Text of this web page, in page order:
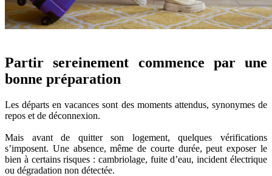
Partir sereinement commence par une
bonne préparation
Les départs en vacances sont des moments attendus, synonymes de
repos et de déconnexion.
Mais avant de quitter son logement, quelques vérifications
s’imposent. Une absence, même de courte durée, peut exposer le
bien à certains risques : cambriolage, fuite d’eau, incident électrique
ou dégradation non détectée.